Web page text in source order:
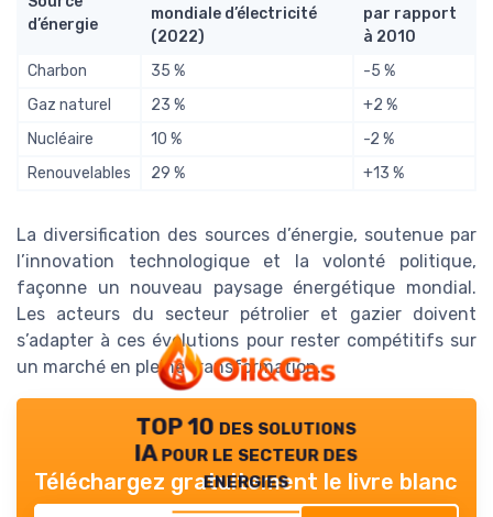
d’énergie
mondiale d’électricité
(2022)
par rapport
à 2010
Charbon
35 %
-5 %
Gaz naturel
23 %
+2 %
Nucléaire
10 %
-2 %
Renouvelables
29 % +13 %
La diversification des sources d’énergie, soutenue par
l’innovation technologique et la volonté politique,
façonne un nouveau paysage énergétique mondial.
Les acteurs du secteur pétrolier et gazier doivent
s’adapter à ces évolutions pour rester compétitifs sur
un marché en pleine transformation.
TOP 10 des solutions
IA pour le secteur des
energies
Téléchargez gratuitement le livre blanc